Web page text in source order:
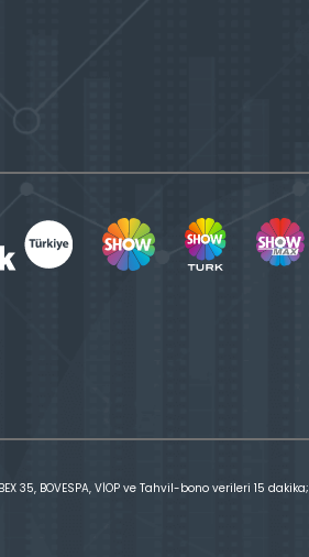
35, BOVESPA, VİOP ve Tahvil-bono verileri 15 dakika;